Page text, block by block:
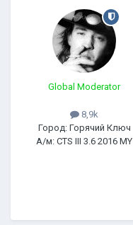
Global Moderator
8,9k
Город: Горячий Ключ
А/м: CTS III 3.6 2016 MY